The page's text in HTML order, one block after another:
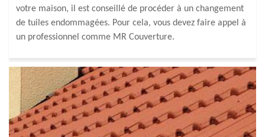
votre maison, il est conseillé de procéder à un changement
de tuiles endommagées. Pour cela, vous devez faire appel à
un professionnel comme MR Couverture.